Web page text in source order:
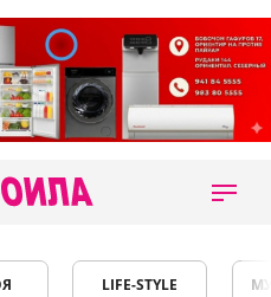
LIFE-STYLE